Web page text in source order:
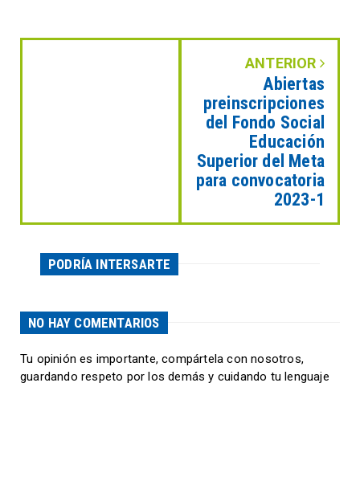
ANTERIOR
Abiertas
preinscripciones
del Fondo Social
Educación
Superior del Meta
para convocatoria
2023-1
PODRÍA INTERSARTE
NO HAY COMENTARIOS
Tu opinión es importante, compártela con nosotros,
guardando respeto por los demás y cuidando tu lenguaje